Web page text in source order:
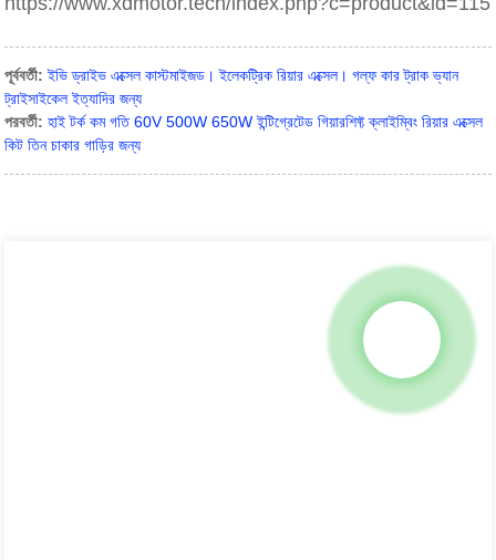
পূর্ববর্তী: ইভি ড্রাইভ এক্সেল কাস্টমাইজড। ইলেকট্রিক রিয়ার এক্সেল। গল্ফ কার ট্রাক ভ্যান
ট্রাইসাইকেল ইত্যাদির জন্য
পরবর্তী: হাই টর্ক কম গতি 60V 500W 650W ইন্টিগ্রেটেড গিয়ারশিফ্ট ক্লাইম্বিং রিয়ার এক্সেল
কিট তিন চাকার গাড়ির জন্য